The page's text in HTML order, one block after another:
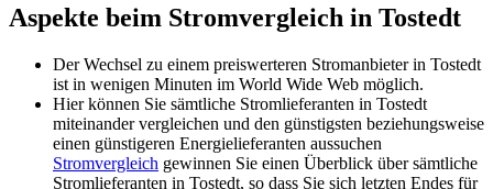
Aspekte beim Stromvergleich in Tostedt
Der Wechsel zu einem preiswerteren Stromanbieter in Tostedt
ist in wenigen Minuten im World Wide Web möglich.
Hier können Sie sämtliche Stromlieferanten in Tostedt
miteinander vergleichen und den günstigsten beziehungsweise
einen günstigeren Energielieferanten aussuchen
Stromvergleich gewinnen Sie einen Überblick über sämtliche
Stromlieferanten in Tostedt, so dass Sie sich letzten Endes für